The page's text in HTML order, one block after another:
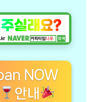
NOW
안내